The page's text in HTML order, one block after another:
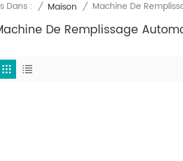
Dans : / Maison / Machine De
De Remplissage